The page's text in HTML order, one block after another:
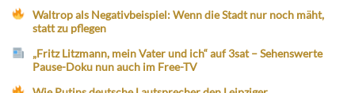
Waltrop als Negativbeispiel: Wenn die Stadt nur noch mäht,
statt zu pflegen
„Fritz Litzmann, mein Vater und ich“ auf 3sat – Sehenswerte
Pause-Doku nun auch im Free-TV